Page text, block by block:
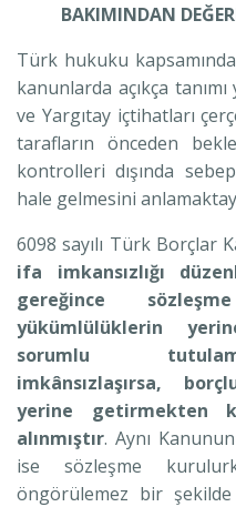
BAKIMINDAN
Türk hukuku kapsamında
kanunlarda açıkça
ve Yargıtay içtihatları
tarafların önceden
kontrolleri dışında
hale gelmesini
6098 sayılı Türk Borçlar
ifa imkansızlığı
gereğince
yükümlülüklerin
sorumlu
imkânsızlaşırsa,
yerine getirmekten
alınmıştır. Aynı
ise sözleşme
öngörülemez bir